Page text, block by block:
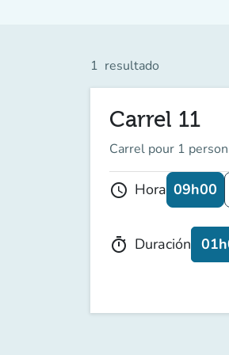
1 resultado
Carrel 11
Carrel pour 1
schedule Hora 09h00
timer Duración